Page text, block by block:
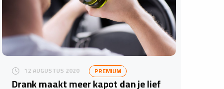
12 AUGUSTUS 2020 PREMIUM
Drank maakt meer kapot dan je lief